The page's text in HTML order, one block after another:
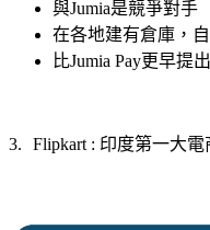
與Jumia是競爭對手
在各地建有倉庫，
比Jumia Pay更早提出
3. Flipkart : 印度第一大電